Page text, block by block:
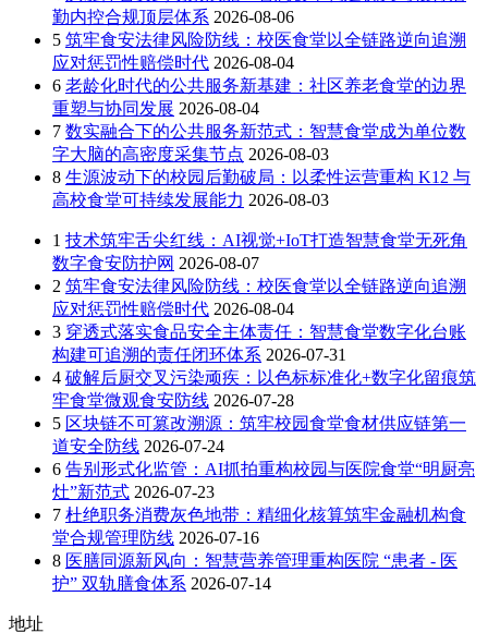
勤内控合规顶层体系 2026-08-06
5 筑牢食安法律风险防线：校医食堂以全链路逆向追溯
应对惩罚性赔偿时代 2026-08-04
6 老龄化时代的公共服务新基建：社区养老食堂的边界
重塑与协同发展 2026-08-04
7 数实融合下的公共服务新范式：智慧食堂成为单位数
字大脑的高密度采集节点 2026-08-03
8 生源波动下的校园后勤破局：以柔性运营重构 K12 与
高校食堂可持续发展能力 2026-08-03
1 技术筑牢舌尖红线：AI视觉+IoT打造智慧食堂无死角
数字食安防护网 2026-08-07
2 筑牢食安法律风险防线：校医食堂以全链路逆向追溯
应对惩罚性赔偿时代 2026-08-04
3 穿透式落实食品安全主体责任：智慧食堂数字化台账
构建可追溯的责任闭环体系 2026-07-31
4 破解后厨交叉污染顽疾：以色标标准化+数字化留痕筑
牢食堂微观食安防线 2026-07-28
5 区块链不可篡改溯源：筑牢校园食堂食材供应链第一
道安全防线 2026-07-24
6 告别形式化监管：AI抓拍重构校园与医院食堂“明厨亮
灶”新范式 2026-07-23
7 杜绝职务消费灰色地带：精细化核算筑牢金融机构食
堂合规管理防线 2026-07-16
8 医膳同源新风向：智慧营养管理重构医院 “患者 - 医
护” 双轨膳食体系 2026-07-14
地址